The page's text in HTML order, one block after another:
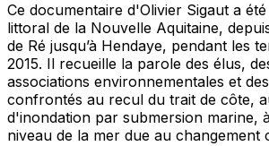
Ce documentaire d'Olivier Sigaut a
littoral de la Nouvelle Aquitaine,
de Ré jusqu’à Hendaye, pendant les
2015. Il recueille la parole des élus,
associations environnementales et
confrontés au recul du trait de côte,
d'inondation par submersion marine,
niveau de la mer due au changement